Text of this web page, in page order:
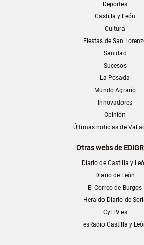
Deportes
Castilla y León
Cultura
Fiestas de San
Sanidad
Sucesos
La Posada
Mundo Agrario
Innovadores
Opinión
Últimas noticias de
Otras webs de
Diario de Castilla y
Diario de León
El Correo de Burgos
Heraldo-Diario de
CyLTV.es
esRadio Castilla y